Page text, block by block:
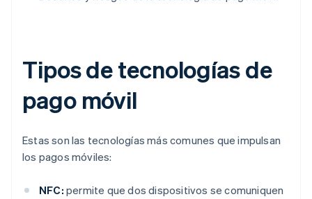
Tipos de tecnologías de
pago móvil
Estas son las tecnologías más comunes que impulsan
los pagos móviles:
NFC: permite que dos dispositivos se comuniquen